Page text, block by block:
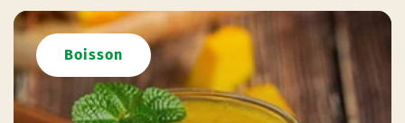
Boisson